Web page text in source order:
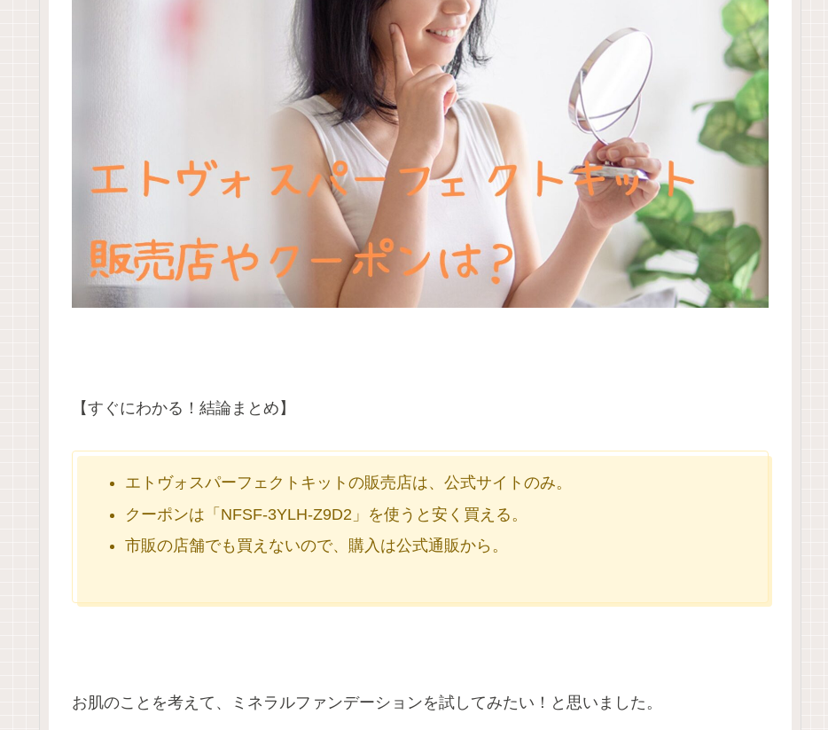
【すぐにわかる！結論まとめ】
エトヴォスパーフェクトキットの販売店は、公式サイトのみ。
クーポンは「NFSF-3YLH-Z9D2」を使うと安く買える。
市販の店舗でも買えないので、購入は公式通販から。
お肌のことを考えて、ミネラルファンデーションを試してみたい！と思いました。